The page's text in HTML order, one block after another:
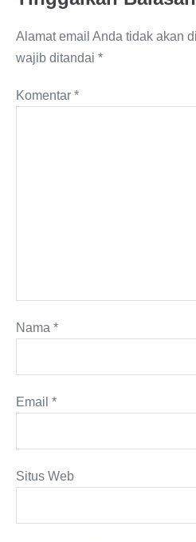
Alamat email Anda tidak akan
wajib ditandai *
Komentar *
Nama *
Email *
Situs Web